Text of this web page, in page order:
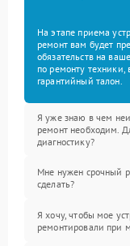
На этапе приема
ремонт вам будет
обязательств на
по ремонту техники,
гарантийный талон.
Я уже знаю в чем
ремонт необходим.
диагностику?
Мне нужен срочный
сделать?
Я хочу, чтобы мое
ремонтировали при